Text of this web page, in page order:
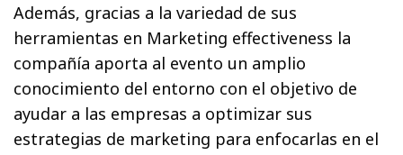
Además, gracias a la variedad de sus
herramientas en Marketing effectiveness la
compañía aporta al evento un amplio
conocimiento del entorno con el objetivo de
ayudar a las empresas a optimizar sus
estrategias de marketing para enfocarlas en el